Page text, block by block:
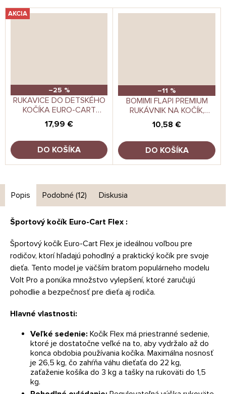
AKCIA
–25 %
RUKAVICE DO DETSKÉHO
KOČÍKA EURO-CART
GREYFOX
17,99 €
DO KOŠÍKA
–11 %
BOMIMI FLAPI PREMIUM
RUKÁVNIK NA KOČÍK,
GREY-PINK
10,58 €
DO KOŠÍKA
Popis Podobné (12) Diskusia
Športový kočík Euro-Cart Flex :
Športový kočík Euro-Cart Flex je ideálnou voľbou pre
rodičov, ktorí hľadajú pohodlný a praktický kočík pre svoje
dieťa. Tento model je väčším bratom populárneho modelu
Volt Pro a ponúka množstvo vylepšení, ktoré zaručujú
pohodlie a bezpečnosť pre dieťa aj rodiča.
Hlavné vlastnosti:
Veľké sedenie: Kočík Flex má priestranné sedenie,
ktoré je dostatočne veľké na to, aby vydržalo až do
konca obdobia používania kočíka. Maximálna nosnosť
je 26,5 kg, čo zahŕňa váhu dieťaťa do 22 kg,
zaťaženie košíka do 3 kg a tašky na rukoväti do 1,5
kg.